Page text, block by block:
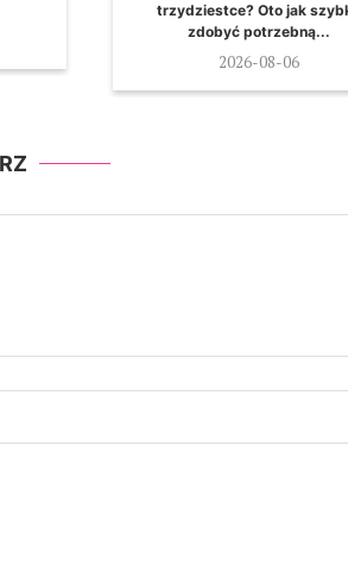
trzydziestce? Oto jak szybko
zdobyć potrzebną...
2026-08-06